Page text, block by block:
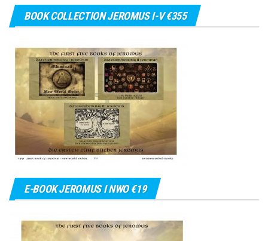
BOOK COLLECTION JEROMUS I-V €355
E-BOOK JEROMUS I NWO €19